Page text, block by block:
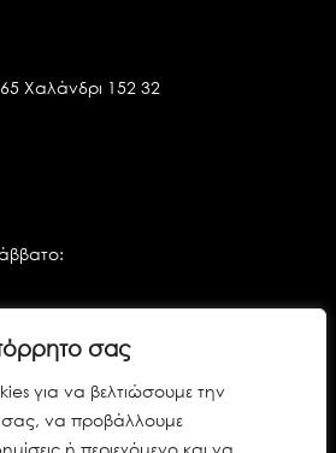
σας
για να βελτιώσουμε την
σας, να προβάλλουμε
Χαλάνδρι 152 32
21.00